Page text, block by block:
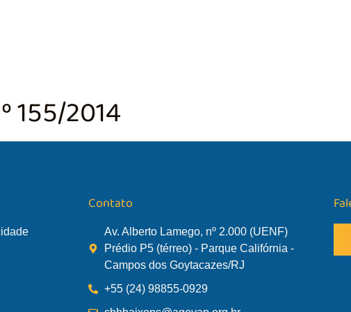
155/2014
Contato
Av. Alberto Lamego, nº 2.000 (UENF)
Prédio P5 (térreo) - Parque Califórnia -
Campos dos Goytacazes/RJ
+55 (24) 98855-0929